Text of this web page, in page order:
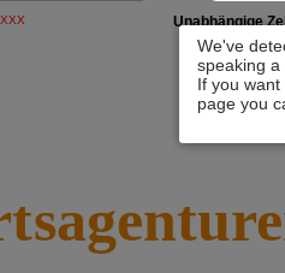
We've
speaking
If you
page you
Unabhängige